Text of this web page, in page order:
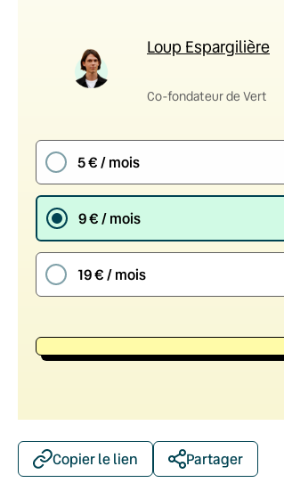
Loup Espargilière
Co-fondateur de Vert
5 € / mois
9 € / mois
19 € / mois
Copier le lien Partager